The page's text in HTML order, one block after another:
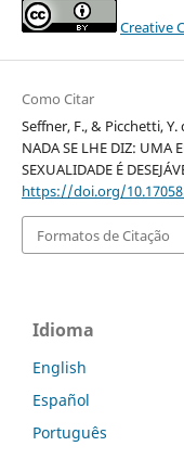
Creative
Como Citar
Seffner, F., & Picchetti, Y.
NADA SE LHE DIZ: UMA
SEXUALIDADE É
https://doi.org/
Formatos de Citação
Idioma
English
Español
Português